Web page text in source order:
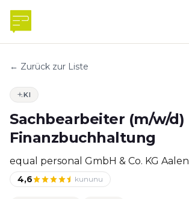
← Zurück zur Liste
KI
Sachbearbeiter (m/w/d)
Finanzbuchhaltung
equal personal GmbH & Co. KG Aalen
4,6 kununu